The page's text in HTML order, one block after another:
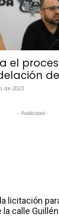
el
de 2023
- Publicidad -
licitación
la calle Guillén